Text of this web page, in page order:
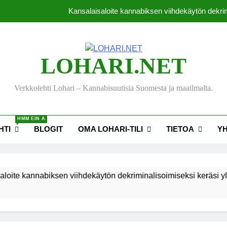
Kansalaisaloite kannabiksen viihdekäytön
LOHARI.NET
Verkkolehti Lohari – Kannabisuutisia Suomesta ja maailmalta.
HMM EIN A
BLOGIT OMA LOHARI-TILI TIETOA
kannabiksen viihdekäytön dekriminalisoimiseksi keräsi yli